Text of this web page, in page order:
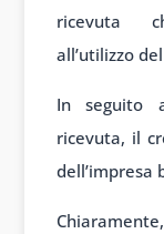
ricevuta
all’utilizzo
In seguito
ricevuta, il
dell’impresa